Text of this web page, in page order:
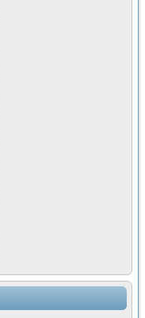
USB"
терапии серии СКАН
тензометрия и т.п.)
измерения параметров
тяговых
инструментов
исследованию элементной
module для
скорости подвижного
Nl SCXI для
дефектоскопии сварных
машинного зрения в
системы для
комплекс аппаратуры для
процессов ДВС в
систем передачи данных
для исследования
стенд для исследования